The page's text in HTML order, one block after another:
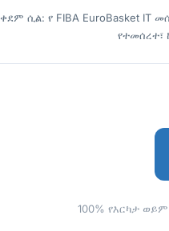
ቀደም ሲል: የ FIBA EuroBasket IT
የተመሰረተ፣
100% የእርካታ